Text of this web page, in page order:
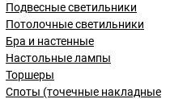
Подвесные светильники
Потолочные светильники
Бра и настенные
Настольные лампы
Торшеры
Споты (точечные накладные